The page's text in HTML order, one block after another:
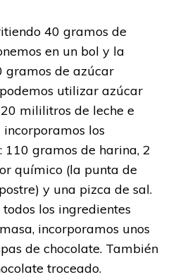
40 gramos de
en un bol y la
gramos de azúcar
utilizar azúcar
mililitros de leche e
los
110 gramos de harina, 2
químico (la punta de
y una pizca de sal.
los ingredientes
incorporamos unos
de chocolate. También
troceado.